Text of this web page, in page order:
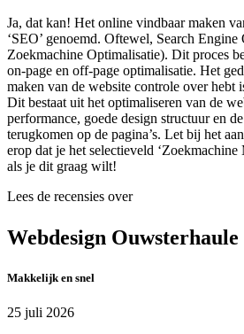
Ja, dat kan! Het online vindbaar maken
‘SEO’ genoemd. Oftewel, Search
Zoekmachine Optimalisatie). Dit proces
on-page en off-page optimalisatie. Het
maken van de website controle over hebt
Dit bestaat uit het optimaliseren van de
performance, goede design structuur en
terugkomen op de pagina’s. Let bij het
erop dat je het selectieveld
als je dit graag wilt!
Lees de recensies over
Webdesign Ouwsterhaule
Makkelijk en snel
25 juli 2026